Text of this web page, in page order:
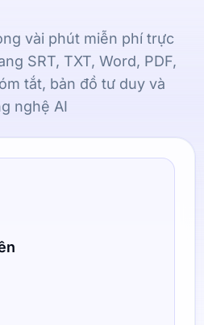
vài phút miễn phí trực
SRT, TXT, Word, PDF,
tắt, bản đồ tư duy và
nghệ AI